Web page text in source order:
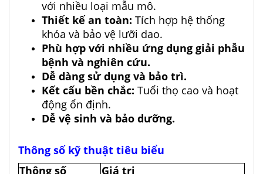
với nhiều loại mẫu mô.
Thiết kế an toàn: Tích hợp hệ thống
khóa và bảo vệ lưỡi dao.
Phù hợp với nhiều ứng dụng giải phẫu
bệnh và nghiên cứu.
Dễ dàng sử dụng và bảo trì.
Kết cấu bền chắc: Tuổi thọ cao và hoạt
động ổn định.
Dễ vệ sinh và bảo dưỡng.
Thông số kỹ thuật tiêu biểu
Thông số
Giá trị